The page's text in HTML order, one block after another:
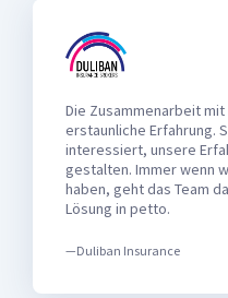
Die Zusammenarbeit
erstaunliche Erfahrung.
interessiert, unsere
gestalten. Immer wenn
haben, geht das Team
Lösung in petto.
—Duliban Insurance